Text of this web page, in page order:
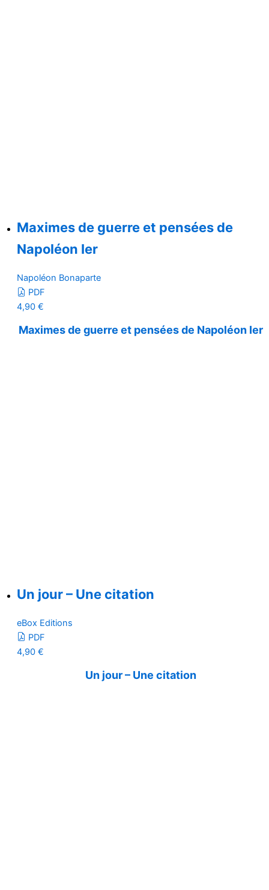
Maximes de guerre et pensées de
Napoléon Ier
Napoléon Bonaparte
PDF
4,90 €
Maximes de guerre et pensées de Napoléon Ier
Un jour – Une citation
eBox Editions
PDF
4,90 €
Un jour – Une citation